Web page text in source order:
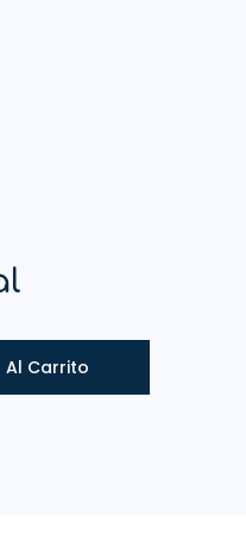
Al Carrito